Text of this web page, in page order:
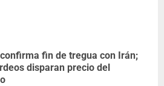
fin de tregua con Irán;
disparan precio del